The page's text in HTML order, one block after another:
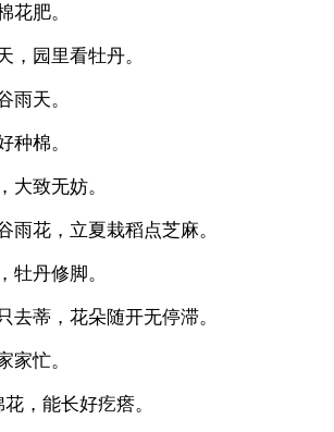
花肥。
，园里看牡丹。
雨天。
种棉。
大致无妨。
雨花，立夏栽稻点芝麻。
牡丹修脚。
去蒂，花朵随开无停滞。
家忙。
，能长好疙瘩。